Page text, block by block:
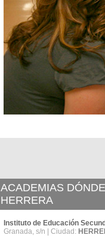
ACADEMIAS
HERRERA
Instituto de Educación
Granada, s/n | Ciudad: